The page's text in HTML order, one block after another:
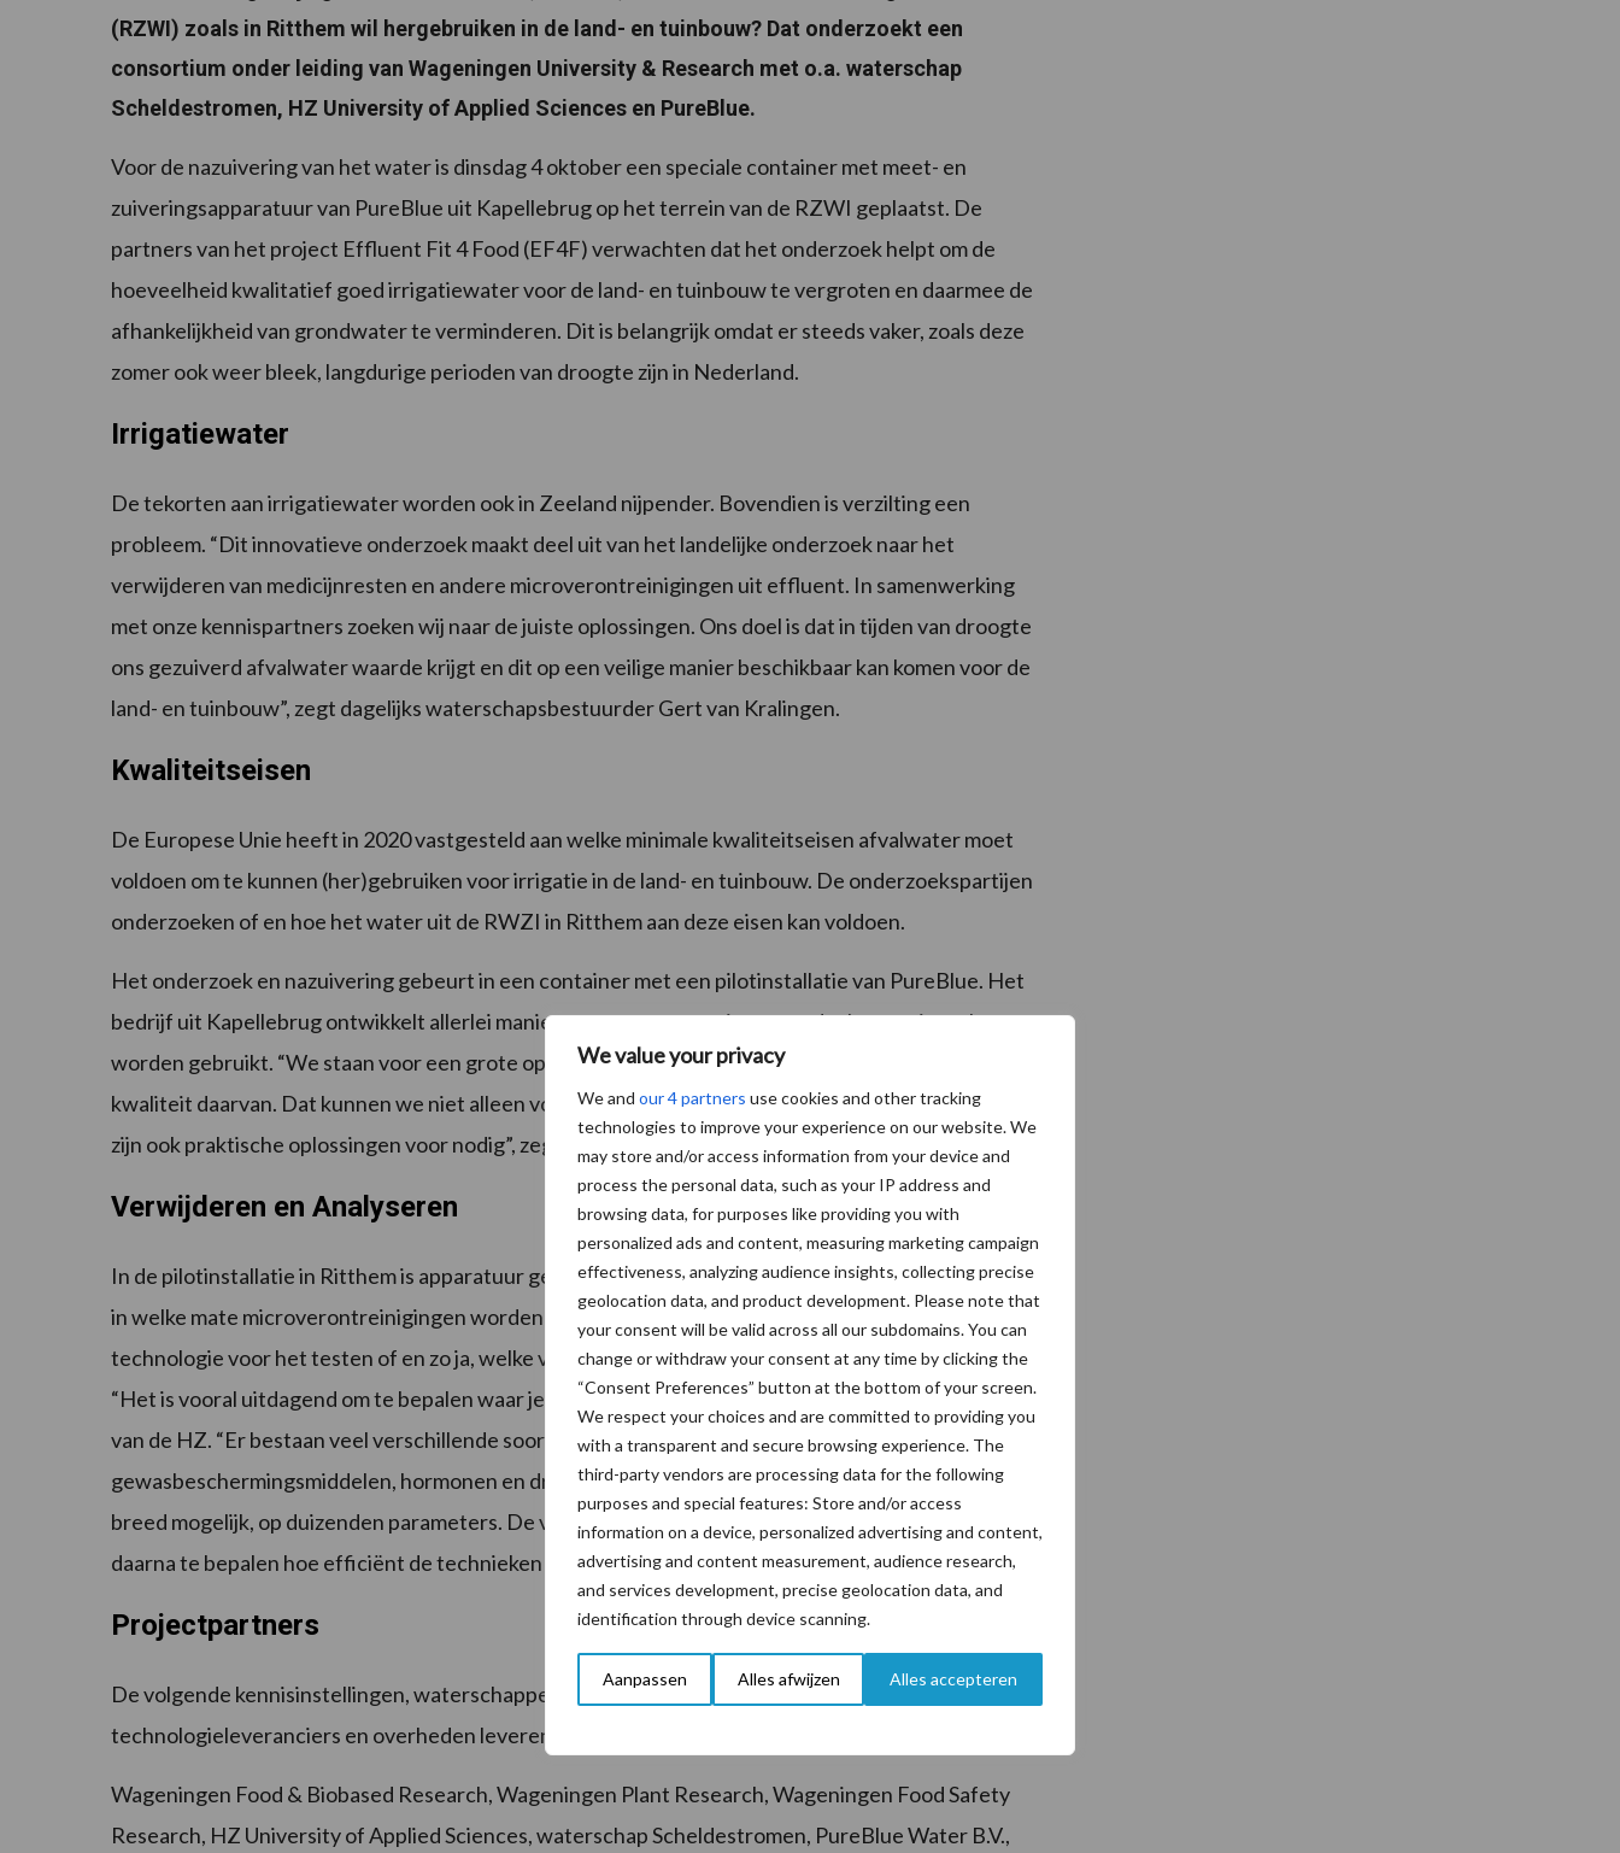
We value your privacy
We and our 4 partners use cookies and other tracking
technologies to improve your experience on our website. We
may store and/or access information from your device and
process the personal data, such as your IP address and
browsing data, for purposes like providing you with
personalized ads and content, measuring marketing campaign
effectiveness, analyzing audience insights, collecting precise
geolocation data, and product development. Please note that
your consent will be valid across all our subdomains. You can
change or withdraw your consent at any time by clicking the
“Consent Preferences” button at the bottom of your screen.
We respect your choices and are committed to providing you
with a transparent and secure browsing experience. The
third-party vendors are processing data for the following
purposes and special features: Store and/or access
information on a device, personalized advertising and content,
advertising and content measurement, audience research,
and services development, precise geolocation data, and
identification through device scanning.
Aanpassen Alles afwijzen Alles accepteren
(RZWI) zoals in Ritthem wil hergebruiken in de land- en tuinbouw? Dat onderzoekt een
consortium onder leiding van Wageningen University & Research met o.a. waterschap
Scheldestromen, HZ University of Applied Sciences en PureBlue.
Voor de nazuivering van het water is dinsdag 4 oktober een speciale container met meet- en
zuiveringsapparatuur van PureBlue uit Kapellebrug op het terrein van de RZWI geplaatst. De
partners van het project Effluent Fit 4 Food (EF4F) verwachten dat het onderzoek helpt om de
hoeveelheid kwalitatief goed irrigatiewater voor de land- en tuinbouw te vergroten en daarmee de
afhankelijkheid van grondwater te verminderen. Dit is belangrijk omdat er steeds vaker, zoals deze
zomer ook weer bleek, langdurige perioden van droogte zijn in Nederland.
Irrigatiewater
De tekorten aan irrigatiewater worden ook in Zeeland nijpender. Bovendien is verzilting een
probleem. “Dit innovatieve onderzoek maakt deel uit van het landelijke onderzoek naar het
verwijderen van medicijnresten en andere microverontreinigingen uit effluent. In samenwerking
met onze kennispartners zoeken wij naar de juiste oplossingen. Ons doel is dat in tijden van droogte
ons gezuiverd afvalwater waarde krijgt en dit op een veilige manier beschikbaar kan komen voor de
land- en tuinbouw”, zegt dagelijks waterschapsbestuurder Gert van Kralingen.
Kwaliteitseisen
De Europese Unie heeft in 2020 vastgesteld aan welke minimale kwaliteitseisen afvalwater moet
voldoen om te kunnen (her)gebruiken voor irrigatie in de land- en tuinbouw. De onderzoekspartijen
onderzoeken of en hoe het water uit de RWZI in Ritthem aan deze eisen kan voldoen.
Het onderzoek en nazuivering gebeurt in een container met een pilotinstallatie van PureBlue. Het
bedrijf uit Kapellebrug ontwikkelt allerlei manieren om water te zuiveren zodat het opnieuw kan
worden gebruikt. “We staan voor een grote opgave als het gaat om waterbeschikbaarheid en de
kwaliteit daarvan. Dat kunnen we niet alleen voor elkaar krijgen met beleid en onderzoek, maar daar
zijn ook praktische oplossingen voor nodig”, zegt directeur Angelo de Mul van PureBlue.
Verwijderen en Analyseren
In de pilotinstallatie in Ritthem is apparatuur geïnstalleerd waarmee kan worden onderzocht hoe en
in welke mate microverontreinigingen worden verwijderd. Het project ontwikkelt ook nieuwe
technologie voor het testen of en zo ja, welke verontreinigingen in het water zitten na de zuivering.
“Het is vooral uitdagend om te bepalen waar je op moet analyseren”, zegt onderzoeker Bart Letterie
van de HZ. “Er bestaan veel verschillende soorten microverontreiniging: medicijnresten,
gewasbeschermingsmiddelen, hormonen en drugs. Dit komt allemaal in het riool. Ze analyseren zo
breed mogelijk, op duizenden parameters. De volgende stap is de interpretatie van de data om
daarna te bepalen hoe efficiënt de technieken werken om de verontreiniging te verwijderen.”
Projectpartners
De volgende kennisinstellingen, waterschappen, agrarische belangenorganisaties,
technologieleveranciers en overheden leveren een bijdrage aan dit onderzoek:
Wageningen Food & Biobased Research, Wageningen Plant Research, Wageningen Food Safety
Research, HZ University of Applied Sciences, waterschap Scheldestromen, PureBlue Water B.V.,